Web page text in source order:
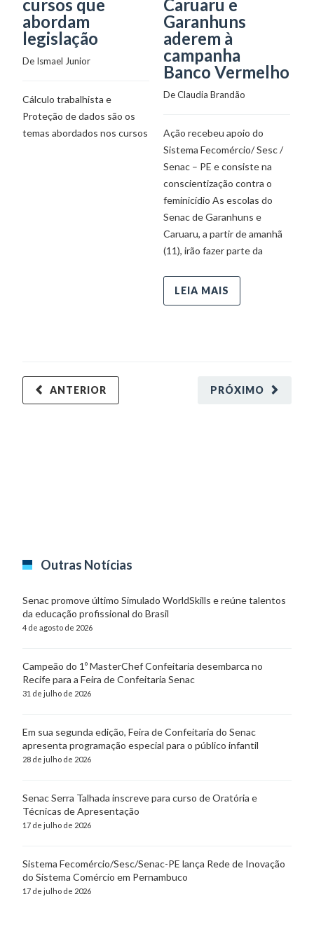
cursos que
abordam
legislação
De Ismael Junior
Cálculo trabalhista e
Proteção de dados são os
temas abordados nos cursos
Caruaru e
Garanhuns
aderem à
campanha
Banco Vermelho
De Claudia Brandão
Ação recebeu apoio do
Sistema Fecomércio/ Sesc /
Senac – PE e consiste na
conscientização contra o
feminicídio As escolas do
Senac de Garanhuns e
Caruaru, a partir de amanhã
(11), irão fazer parte da
LEIA MAIS
PRÓXIMO
ANTERIOR
Outras Notícias
Senac promove último Simulado WorldSkills e reúne talentos
da educação profissional do Brasil
4 de agosto de 2026
Campeão do 1º MasterChef Confeitaria desembarca no
Recife para a Feira de Confeitaria Senac
31 de julho de 2026
Em sua segunda edição, Feira de Confeitaria do Senac
apresenta programação especial para o público infantil
28 de julho de 2026
Senac Serra Talhada inscreve para curso de Oratória e
Técnicas de Apresentação
17 de julho de 2026
Sistema Fecomércio/Sesc/Senac-PE lança Rede de Inovação
do Sistema Comércio em Pernambuco
17 de julho de 2026